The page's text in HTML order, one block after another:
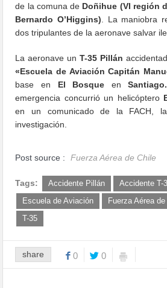
de la comuna de Doñihue (VI región
Bernardo O’Higgins) . La maniobra
dos tripulantes de la aeronave salvar
La aeronave unT-35 Pillán
«Escuela de Aviación Capitán
base en El Bosque en Santiago.
emergencia concurrió un helicóptero
en un comunicado de la FACH,
investigación.
Post source : Fuerza Aérea de Chile
Tags: Accidente Pillán
Accidente T-
Escuela de Aviación
Fuerza Aérea
T-35
share 0 0